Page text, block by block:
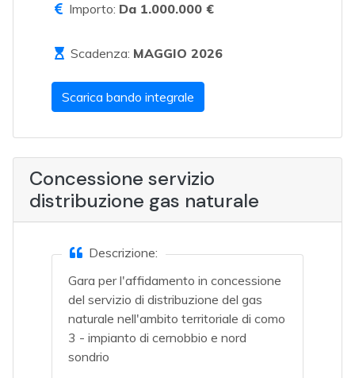
Importo: Da 1.000.000 €
Scadenza: MAGGIO 2026
Scarica bando integrale
Concessione servizio
distribuzione gas naturale
Descrizione:
Gara per l'affidamento in concessione
del servizio di distribuzione del gas
naturale nell'ambito territoriale di como
3 - impianto di cernobbio e nord
sondrio